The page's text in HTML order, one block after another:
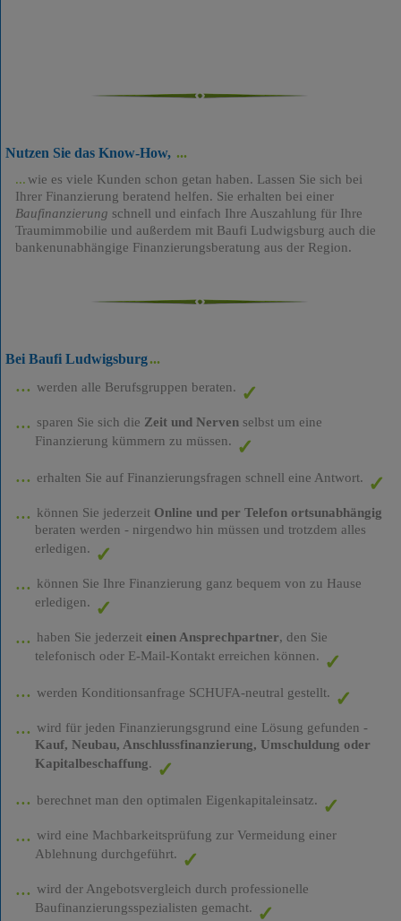
Nutzen Sie das Know-How,
wie es viele Kunden schon getan haben. Lassen Sie sich bei
Ihrer Finanzierung beratend helfen. Sie erhalten bei einer
Baufinanzierung schnell und einfach Ihre Auszahlung für Ihre
Traumimmobilie und außerdem mit Baufi Ludwigsburg auch die
bankenunabhängige Finanzierungsberatung aus der Region.
Bei Baufi Ludwigsburg
werden alle Berufsgruppen beraten.
sparen Sie sich die Zeit und Nervenselbst um eine
Finanzierung kümmern zu müssen.
erhalten Sie auf Finanzierungsfragen schnell eine Antwort.
können Sie jederzeit Online und per Telefon ortsunabhängig
beraten werden - nirgendwo hin müssen und trotzdem alles
erledigen.
können Sie Ihre Finanzierung ganz bequem von zu Hause
erledigen.
haben Sie jederzeit einen Ansprechpartner, den Sie
telefonisch oder E-Mail-Kontakt erreichen können.
werden Konditionsanfrage SCHUFA-neutral gestellt.
wird für jeden Finanzierungsgrund eine Lösung gefunden -
Kauf, Neubau, Anschlussfinanzierung, Umschuldung oder
Kapitalbeschaffung.
berechnet man den optimalen Eigenkapitaleinsatz.
wird eine Machbarkeitsprüfung zur Vermeidung einer
Ablehnung durchgeführt.
wird der Angebotsvergleich durch professionelle
Baufinanzierungsspezialisten gemacht.